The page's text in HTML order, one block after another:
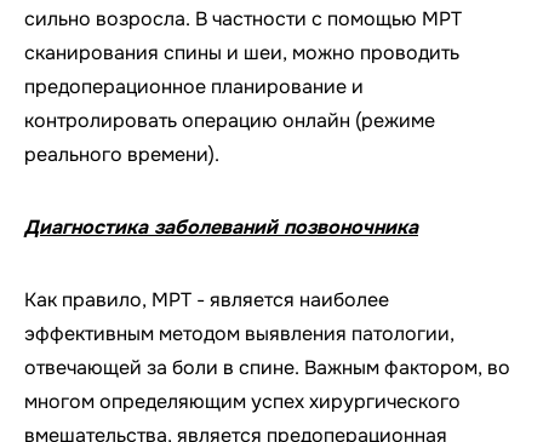
сильно возросла. В частности с помощью МРТ
сканирования спины и шеи, можно проводить
предоперационное планирование и
контролировать операцию онлайн (режиме
реального времени).
Диагностика заболеваний позвоночника
Как правило, МРТ - является наиболее
эффективным методом выявления патологии,
отвечающей за боли в спине. Важным фактором, во
многом определяющим успех хирургического
вмешательства, является предоперационная